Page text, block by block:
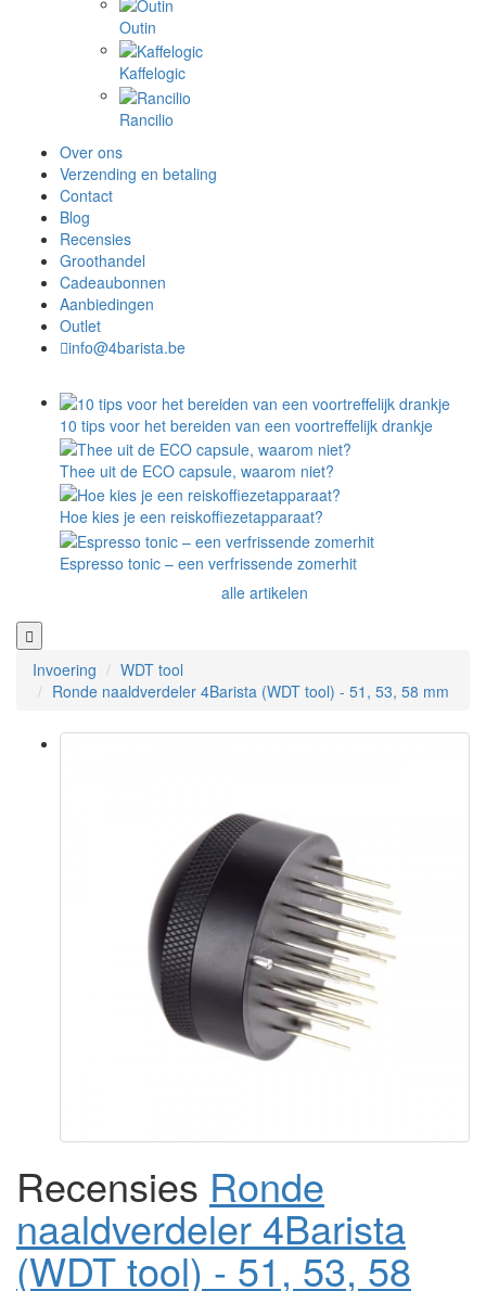
Outin
Kaffelogic
Rancilio
Over ons
Verzending en betaling
Contact
Blog
Recensies
Groothandel
Cadeaubonnen
Aanbiedingen
Outlet
info@4barista.be
10 tips voor het bereiden van een voortreffelijk drankje
Thee uit de ECO capsule, waarom niet?
Hoe kies je een reiskoffiezetapparaat?
Espresso tonic – een verfrissende zomerhit
alle artikelen
Invoering
WDT tool
Ronde naaldverdeler 4Barista (WDT tool) - 51, 53, 58 mm
Recensies Ronde
naaldverdeler 4Barista
(WDT tool) - 51, 53, 58